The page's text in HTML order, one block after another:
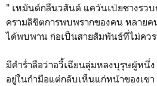
" เหมันต์กลืนวสันต์ แคว้นเป่ยชางรว
ครามลิขิตการพบพรากของคน หลาย
ได้พบพาน ก่อเป็นสายสัมพันธ์ที่ไม่คว
มีคำร่ำลือว่าอวี้เฉียนลุ่มหลงบุรุษผู้หนึ่
อยู่ในกำมือแต่กลับเห็นแก่หน้าของเข